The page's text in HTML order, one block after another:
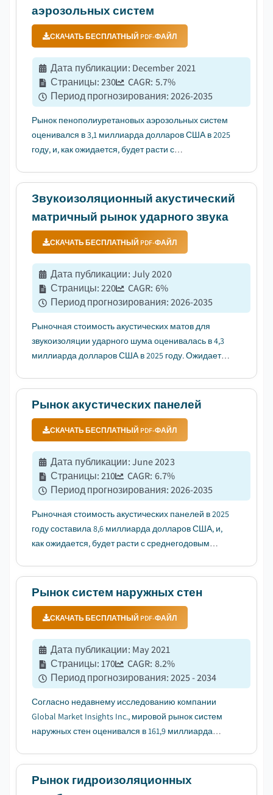
аэрозольных систем
СКАЧАТЬ БЕСПЛАТНЫЙ PDF-ФАЙЛ
Дата публикации: December 2021
Страницы:230 CAGR: 5.7%
Период прогнозирования:2026-2035
Рынок пенополиуретановых аэрозольных систем
оценивался в 3,1 миллиарда долларов США в 2025
году, и, как ожидается, будет расти с
растущим спросом на энергоэффективные
решения для теплоизоляции....
Звукоизоляционный акустический
матричный рынок ударного звука
СКАЧАТЬ БЕСПЛАТНЫЙ PDF-ФАЙЛ
Дата публикации:July 2020
Страницы:220 CAGR: 6%
Период прогнозирования:2026-2035
Рыночная стоимость акустических матов для
звукоизоляции ударного шума оценивалась в 4,3
миллиарда долларов США в 2025 году. Ожидается,
в 2035 году, при среднегодовом темпе роста
Рынок акустических панелей
СКАЧАТЬ БЕСПЛАТНЫЙ PDF-ФАЙЛ
Дата публикации:June 2023
Страницы:210 CAGR: 6.7%
Период прогнозирования:2026-2035
Рыночная стоимость акустических панелей в 2025
году составила 8,6 миллиарда долларов США, и,
как ожидается, будет расти с среднегодовым
повышением уровня шума в жилых и
коммерческих помещениях....
Рынок систем наружных стен
СКАЧАТЬ БЕСПЛАТНЫЙ PDF-ФАЙЛ
Дата публикации: May 2021
Страницы:170 CAGR: 8.2%
Период прогнозирования:2025 - 2034
Согласно недавнему исследованию компании
Global Market Insights Inc., мировой рынок систем
наружных стен оценивался в 161,9 миллиарда
году до 350,4 миллиарда долларов США к 2034
году, при среднегодовом темпе...
Рынок гидроизоляционных